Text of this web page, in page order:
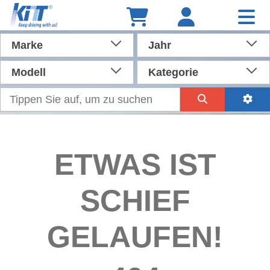
Marke Jahr
Modell Kategorie
ETWAS IST
SCHIEF
GELAUFEN!